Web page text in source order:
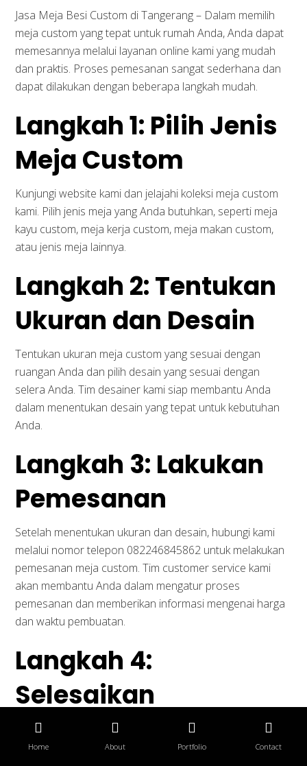
Jasa Meja Besi Custom di Tangerang – Dalam memilih
meja custom yang tepat untuk rumah Anda, Anda dapat
memesannya melalui layanan online kami yang mudah
dan praktis. Proses pemesanan sangat sederhana dan
dapat dilakukan dengan beberapa langkah mudah.
Langkah 1: Pilih Jenis
Meja Custom
Kunjungi website kami dan jelajahi koleksi meja custom
kami. Pilih jenis meja yang Anda butuhkan, seperti meja
kayu custom, meja kerja custom, meja makan custom,
atau jenis meja lainnya.
Langkah 2: Tentukan
Ukuran dan Desain
Tentukan ukuran meja custom yang sesuai dengan
ruangan Anda dan pilih desain yang sesuai dengan
selera Anda. Tim desainer kami siap membantu Anda
dalam menentukan desain yang tepat untuk kebutuhan
Anda.
Langkah 3: Lakukan
Pemesanan
Setelah menentukan ukuran dan desain, hubungi kami
melalui nomor telepon 082246845862 untuk melakukan
pemesanan meja custom. Tim customer service kami
akan membantu Anda dalam mengatur proses
pemesanan dan memberikan informasi mengenai harga
dan waktu pembuatan.
Langkah 4:
Selesaikan
Pembayaran
Home About Portfolio Contact